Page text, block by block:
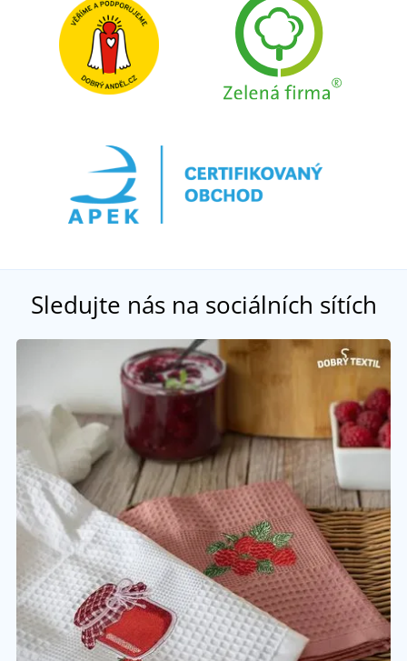
Sledujte nás na sociálních sítích